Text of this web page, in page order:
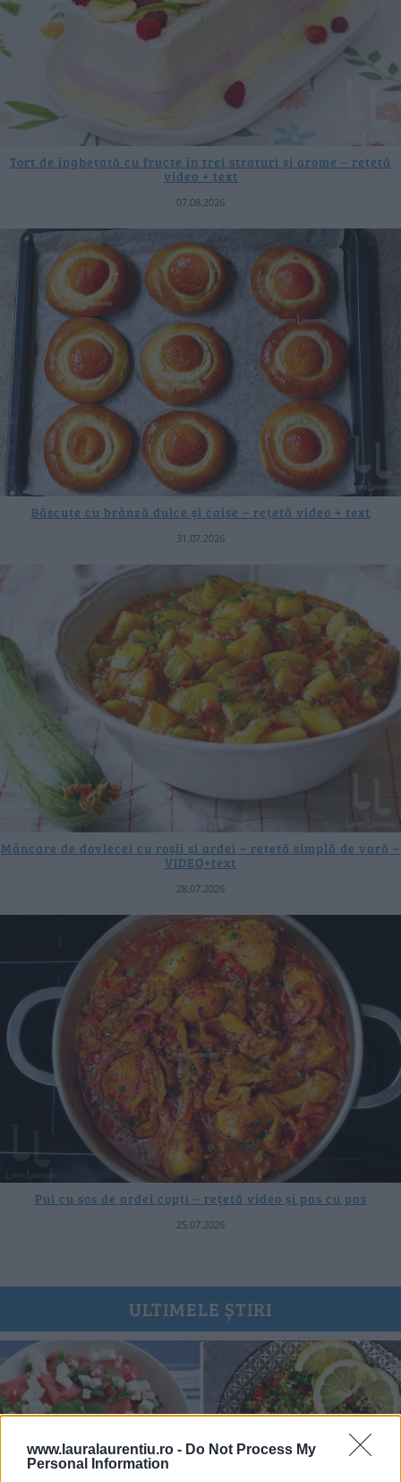
www.lauralaurentiu.ro - Do Not Process My
Personal Information
Tort de înghețată cu fructe în trei straturi și arome – rețetă
video + text
07.08.2026
Băscuțe cu brânză dulce și caise – rețetă video + text
31.07.2026
Mâncare de dovlecei cu roșii și ardei – rețetă simplă de vară –
VIDEO+text
28.07.2026
Pui cu sos de ardei copți – rețetă video și pas cu pas
25.07.2026
ULTIMELE ȘTIRI